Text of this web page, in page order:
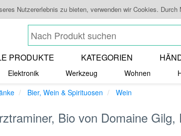
Nutzererlebnis zu bieten, verwenden wir Cookies.
PRODUKTE KATEGORIEN
Elektronik Werkzeug Wohnen
Bier, Wein & Spirituosen Wein
Bio von Domaine Gilg,